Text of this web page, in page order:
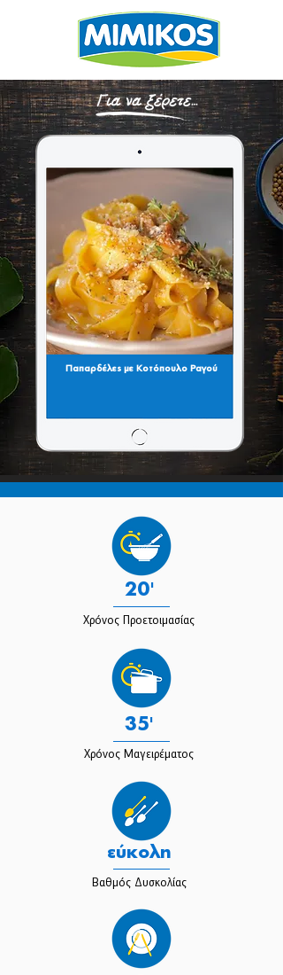
Παπαρδέλες με Κοτόπουλο Ραγού
20'
Χρόνος Προετοιμασίας
35'
Χρόνος Μαγειρέματος
εύκολη
Βαθμός Δυσκολίας